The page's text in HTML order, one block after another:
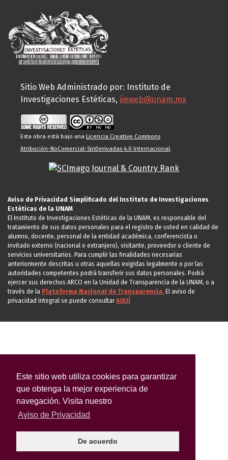
Este sitio web utiliza cookies para garantizar
que obtenga la mejor experiencia de
navegación. Visita nuestro
Aviso de Privacidad
De acuerdo
Sitio Web Administrado por: Instituto de
Investigaciones Estéticas, iieweb@unam.mx
Esta obra está bajo una Licencia Creative Commons
Atribución-NoComercial-SinDerivadas 4.0 Internacional.
Aviso de Privacidad Simplificado del Instituto de Investigaciones
Estéticas de la UNAM
El Instituto de Investigaciones Estéticas de la UNAM, es responsable del
tratamiento de sus datos personales para el registro de usted en calidad de
alumno, docente, personal de la entidad académica, conferencista o
invitado externo (nacional o extranjero), visitante, proveedor o cliente de
servicios universitarios. Para cumplir las finalidades necesarias
anteriormente descritas u otras aquellas exigidas legalmente o por las
autoridades competentes podrá transferir sus datos personales. Podrá
ejercer sus derechos ARCO en la Unidad de Transparencia de la UNAM, o a
través de la Plataforma Nacional de Transparencia. El aviso de
privacidad integral se puede consultarAQUÍ